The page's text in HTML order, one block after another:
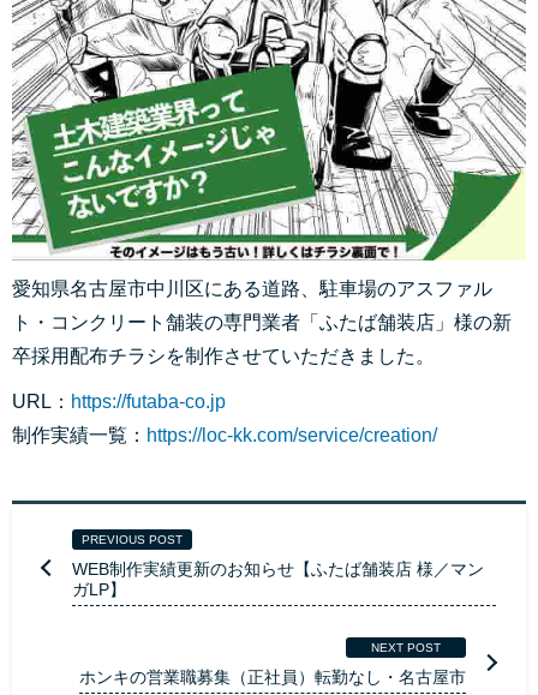
愛知県名古屋市中川区にある道路、駐車場のアスファル
ト・コンクリート舗装の専門業者「ふたば舗装店」様の新
卒採用配布チラシを制作させていただきました。
URL： https://futaba-co.jp
制作実績一覧： https://loc-kk.com/service/creation/
PREVIOUS POST
WEB制作実績更新のお知らせ【ふたば舗装店 様／マン
ガLP】
NEXT POST
ホンキの営業職募集（正社員）転勤なし・名古屋市